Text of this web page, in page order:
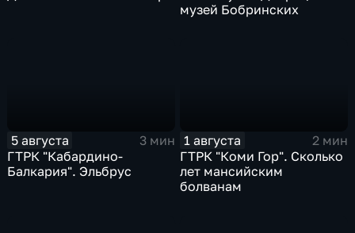
музей Бобринских
5 августа
3 мин
ГТРК "Кабардино-
Балкария". Эльбрус
1 августа
2 мин
ГТРК "Коми Гор". Сколько
лет мансийским
болванам